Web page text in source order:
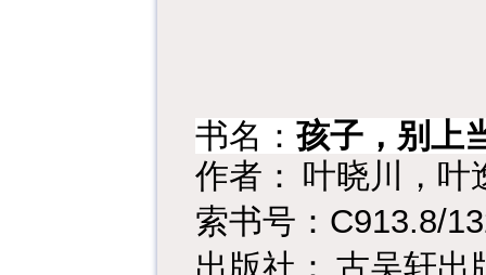
书名： 孩子，别上
作者： 叶晓川，叶
索书号： C913.8/
出版社： 古吴轩出